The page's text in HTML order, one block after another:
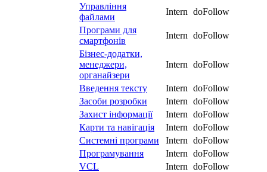
Управління
файлами
Intern doFollow
Програми для
смартфонів
Intern doFollow
Бізнес-додатки,
менеджери,
органайзери
Intern doFollow
Введення тексту Intern doFollow
Засоби розробки
Intern doFollow
Захист інформації
Intern doFollow
Карти та навігація
Intern doFollow
Системні програми
Intern doFollow
Програмування
Intern doFollow
VCL
Intern doFollow